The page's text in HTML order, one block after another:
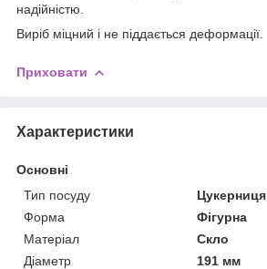
надійністю.
Виріб міцний і не піддається деформації.
Приховати
Характеристики
Основні
Тип посуду
Цукерниця
Форма
Фігурна
Матеріал
Скло
Діаметр
191 мм